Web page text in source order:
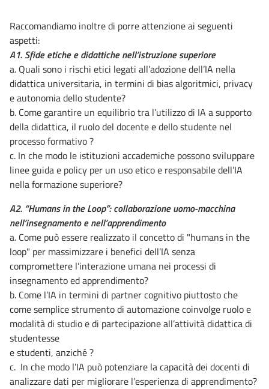
Raccomandiamo inoltre di porre attenzione ai seguenti
aspetti:
A1. Sfide etiche e didattiche nell’istruzione superiore
a. Quali sono i rischi etici legati all’adozione dell’IA nella
didattica universitaria, in termini di bias algoritmici, privacy
e autonomia dello studente?
b. Come garantire un equilibrio tra l’utilizzo di IA a supporto
della didattica, il ruolo del docente e dello studente nel
processo formativo ?
c. In che modo le istituzioni accademiche possono sviluppare
linee guida e policy per un uso etico e responsabile dell’IA
nella formazione superiore?
A2. “Humans in the Loop”: collaborazione uomo-macchina
nell’insegnamento e nell’apprendimento
a. Come può essere realizzato il concetto di "humans in the
loop" per massimizzare i benefici dell’IA senza
compromettere l’interazione umana nei processi di
insegnamento ed apprendimento?
b. Come l’IA in termini di partner cognitivo piuttosto che
come semplice strumento di automazione coinvolge ruolo e
modalità di studio e di partecipazione all’attività didattica di
studentesse
e studenti, anziché ?
c. In che modo l’IA può potenziare la capacità dei docenti di
analizzare dati per migliorare l’esperienza di apprendimento?